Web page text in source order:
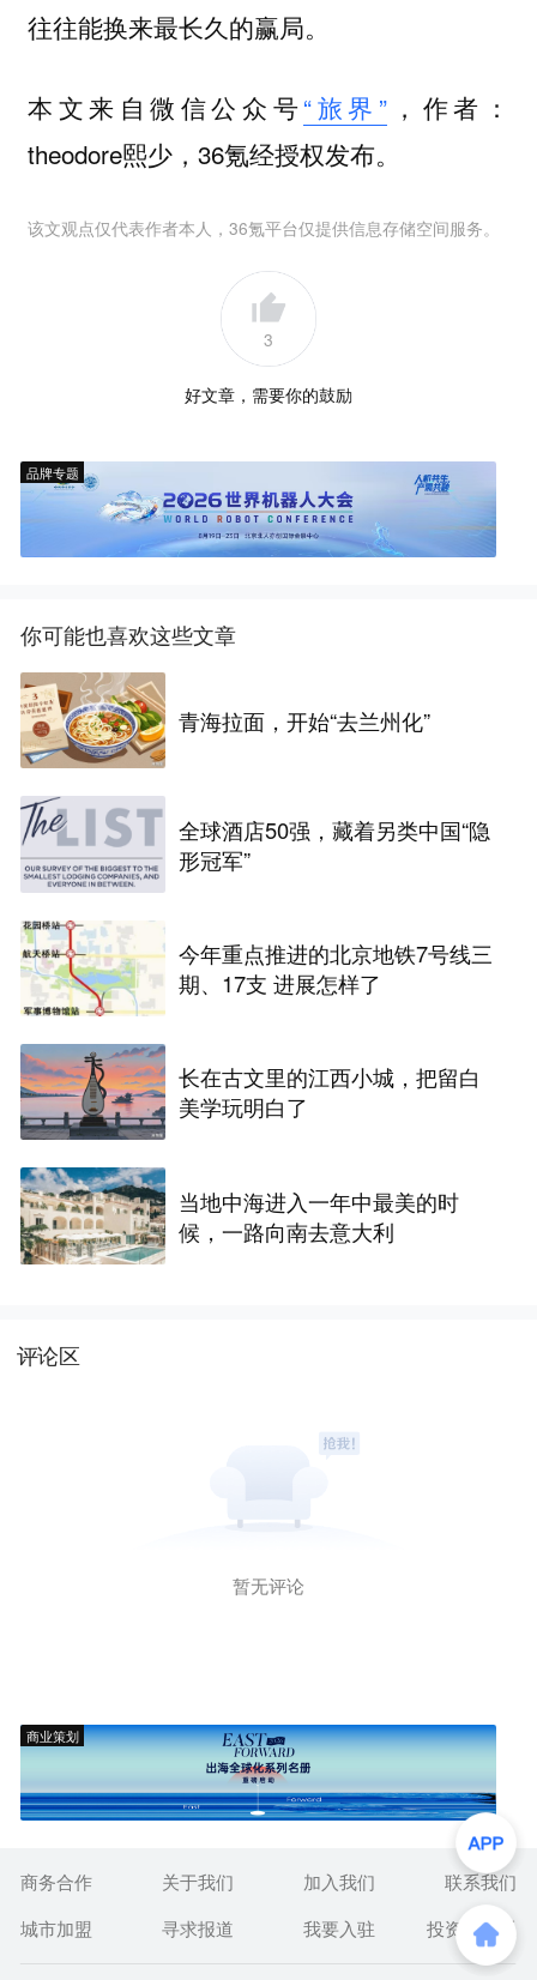
往往能换来最长久的赢局。
本文来自微信公众号“旅界”，作者：
theodore熙少，36氪经授权发布。
该文观点仅代表作者本人，36氪平台仅提供信息存储空间服务。
3
好文章，需要你的鼓励
品牌专题
你可能也喜欢这些文章
青海拉面，开始“去兰州化”
全球酒店50强，藏着另类中国“隐
形冠军”
今年重点推进的北京地铁7号线三
期、17支 进展怎样了
长在古文里的江西小城，把留白
美学玩明白了
当地中海进入一年中最美的时
候，一路向南去意大利
评论区
暂无评论
商业策划
商务合作 关于我们 加入我们
联系我们
城市加盟
寻求报道 我要入驻 投资者关系